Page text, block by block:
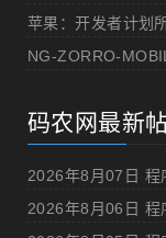
苹果：开发者计划
码农网最新